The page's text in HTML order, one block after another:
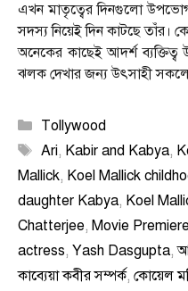
এখন মাতৃত্বের দিনগুলো
সদস্য নিয়েই দিন কাটছে তাঁর।
অনেকের কাছেই আদর্শ
ঝলক দেখার জন্য উৎসাহী
Categories
Tollywood
Tags
Ari, Kabir and Kabya,
Mallick, Koel Mallick
daughter Kabya, Koel
Chatterjee, Movie Premiere
actress, Yash Dasgupta,
কাব্যেয়া কবীর সম্পর্ক, কোয়েল